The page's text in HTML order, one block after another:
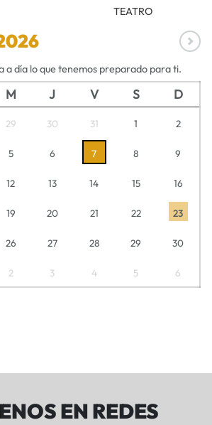
TEATRO
a día lo que tenemos preparado para ti.
M J V S D
29 30 31 1 2
5 6 7 8 9
12 13 14 15 16
19 20 21 22 23
26 27 28 29 30
2 3 4 5 6
EN REDES